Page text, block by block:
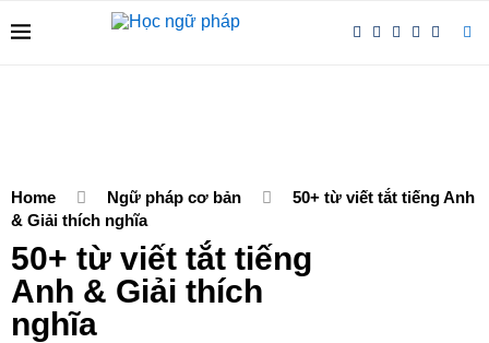
Home Ngữ pháp cơ bản
50+ từ viết tắt tiếng Anh
& Giải thích nghĩa
50+ từ viết tắt tiếng
Anh & Giải thích
nghĩa